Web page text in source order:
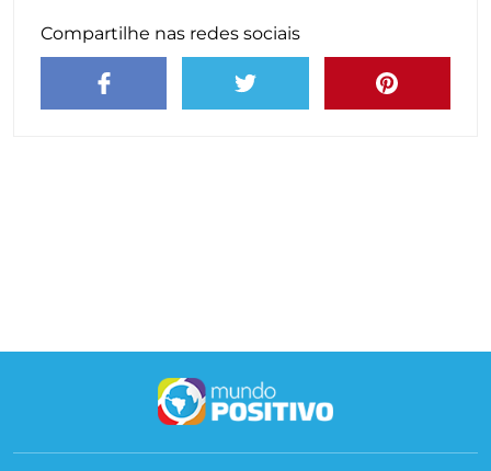
Compartilhe nas redes sociais